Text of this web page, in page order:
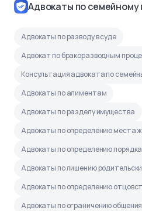
Адвокаты по семейному
Адвокаты по разводу в суде
Адвокат по бракоразводным
Консультация адвоката по
Адвокаты по алиментам
Адвокаты по разделу имущества
Адвокаты по определению места
Адвокаты по определению
Адвокаты по лишению
Адвокаты по определению
Адвокаты по ограничению